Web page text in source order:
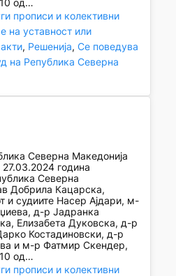
од…
прописи и колективни
на уставност или
, Решенија, Се поведува
на Република Северна
Северна Македонија
година
Северна
Добрила Кацарска,
и судиите Насер Ајдари, м-
д-р Јадранка
Елизабета Дуковска, д-р
Костадиновски, д-р
и м-р Фатмир Скендер,
од…
прописи и колективни